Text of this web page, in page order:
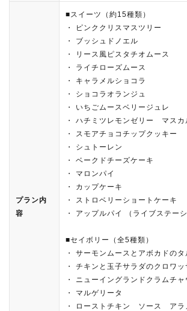
プラン内
容
■スイーツ（約15種類）
・ ピンククリスマスツリー
・ ブッシュドノエル
・ リース風ピスタチオムース
・ ライチローズムース
・ キャラメルショコラ
・ ショコラオランジュ
・ いちごムースベリージュレ
・ ハチミツレモンゼリー マスカ
・ スモアチョコチップクッキー
・ シュトーレン
・ ベークドチーズケーキ
・ マロンパイ
・ カップケーキ
・ ストロベリーショートケーキ
・ アップルパイ （ライブステーシ
■セイボリー（全5種類）
・ サーモンムースとアボカドのタ
・ チキンと玉子サラダのクロワ
・ ニューイングランドクラムチャ
・ マルゲリータ
・ ローストチキン ソース アラ